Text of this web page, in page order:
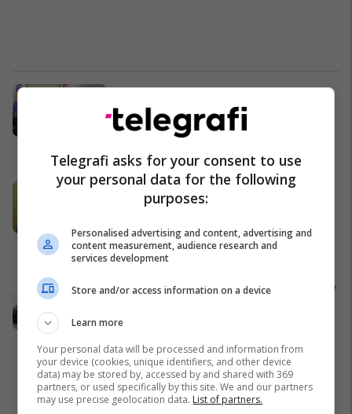
Kontrata me AM General për
sistemet HUMVEE Hawkeye,
Maqedonci publikon pamje: FSK po
Haradinaj për 7 vjetorin e Ushtrisë:
Formimi i saj vulosi sovranitetin e
Kosovë 14/12/2025
​Shtatë vjet nga formimi i Ushtrisë së
Kosovë
1
Telegrafi asks for your consent to use
your personal data for the following
purposes:
Personalised advertising and content, advertising and
content measurement, audience research and
services development
Store and/or access information on a device
Learn more
Your personal data will be processed and information from
your device (cookies, unique identifiers, and other device
data) may be stored by, accessed by and shared with 369
partners, or used specifically by this site. We and our partners
may use precise geolocation data. List of partners.